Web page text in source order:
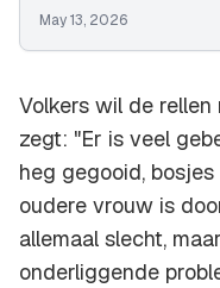
May 13, 2026
Volkers wil de
zegt: "Er is veel
heg gegooid,
oudere vrouw is
allemaal slecht,
onderliggende